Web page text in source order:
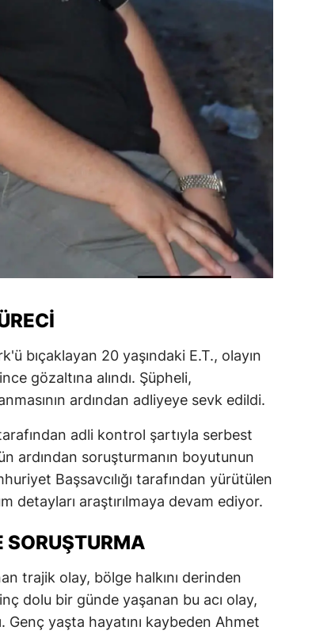
bıçaklayan 20 yaşındaki E.T., olayın
gözaltına alındı. Şüpheli,
ardından adliyeye sevk edildi.
adli kontrol şartıyla serbest
ardından soruşturmanın boyutunun
Başsavcılığı tarafından yürütülen
detayları araştırılmaya devam ediyor.
SORUŞTURMA
trajik olay, bölge halkını derinden
dolu bir günde yaşanan bu acı olay,
yaşta hayatını kaybeden Ahmet